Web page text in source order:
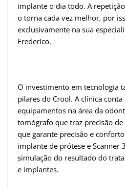
implante o dia todo. A
o torna cada vez melhor, por
exclusivamente na sua
Frederico.
O investimento em tecnologia
pilares do Crool. A clínica
equipamentos na área da
tomógrafo que traz precisão de
que garante precisão e
implante de prótese e Scanner
simulação do resultado do
e implantes.